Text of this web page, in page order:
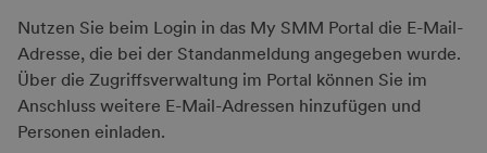
Nutzen Sie beim Login in das My SMM Portal die E-Mail-
Adresse, die bei der Standanmeldung angegeben wurde.
Über die Zugriffsverwaltung im Portal können Sie im
Anschluss weitere E-Mail-Adressen hinzufügen und
Personen einladen.